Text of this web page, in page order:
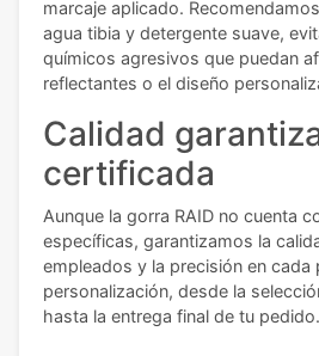
marcaje aplicado.
agua tibia y detergente suave,
químicos agresivos que puedan
reflectantes o el diseño
Calidad
certificada
Aunque la gorra RAID no cuenta
específicas, garantizamos la
empleados y la precisión en cada
personalización, desde la
hasta la entrega final de tu pedido.